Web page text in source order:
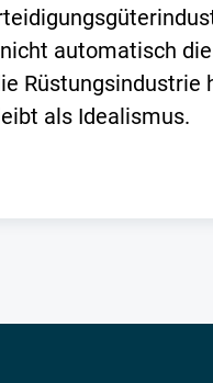
automatisch
Rüstungsindustrie
als Idealismus.